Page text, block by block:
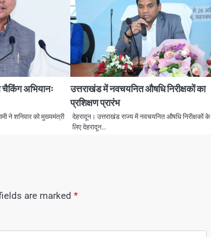
चैकिंग अभियानः
ने शनिवार को मुख्यमंत्री
उत्तराखंड में नवचयनित औषधि निरीक्षकों का
प्रशिक्षण प्रारंभ
देहरादून। उत्तराखंड राज्य में नवचयनित औषधि निरीक्षकों के
लिए देहरादून…
are marked *